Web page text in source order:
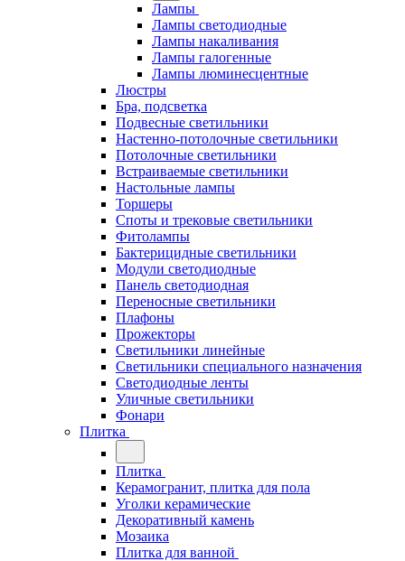
Лампы
Лампы светодиодные
Лампы накаливания
Лампы галогенные
Лампы люминесцентные
Люстры
Бра, подсветка
Подвесные светильники
Настенно-потолочные светильники
Потолочные светильники
Встраиваемые светильники
Настольные лампы
Торшеры
Споты и трековые светильники
Фитолампы
Бактерицидные светильники
Модули светодиодные
Панель светодиодная
Переносные светильники
Плафоны
Прожекторы
Светильники линейные
Светильники специального назначения
Светодиодные ленты
Уличные светильники
Фонари
Плитка
Плитка
Керамогранит, плитка для пола
Уголки керамические
Декоративный камень
Мозаика
Плитка для ванной